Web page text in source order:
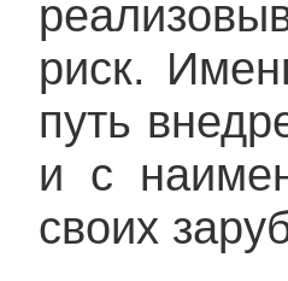
риск.
путь
и с
своих